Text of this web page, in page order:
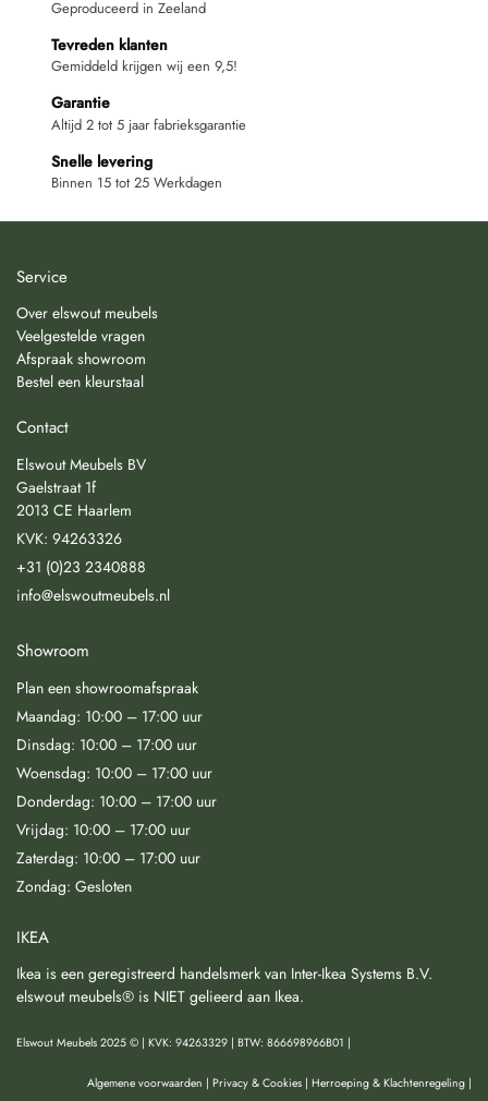
Geproduceerd in Zeeland
Tevreden klanten
Gemiddeld krijgen wij een 9,5!
Garantie
Altijd 2 tot 5 jaar fabrieksgarantie
Snelle levering
Binnen 15 tot 25 Werkdagen
Service
Over elswout meubels
Veelgestelde vragen
Afspraak showroom
Bestel een kleurstaal
Contact
Elswout Meubels BV
Gaelstraat 1f
2013 CE Haarlem
KVK: 94263326
+31 (0)23 2340888
info@elswoutmeubels.nl
Showroom
Plan een showroomafspraak
Maandag: 10:00 – 17:00 uur
Dinsdag: 10:00 – 17:00 uur
Woensdag: 10:00 – 17:00 uur
Donderdag: 10:00 – 17:00 uur
Vrijdag: 10:00 – 17:00 uur
Zaterdag: 10:00 – 17:00 uur
Zondag: Gesloten
IKEA
Ikea is een geregistreerd handelsmerk van Inter-Ikea Systems B.V.
elswout meubels® is NIET gelieerd aan Ikea.
Elswout Meubels 2025 © | KVK: 94263329 | BTW: 866698966B01 |
Algemene voorwaarden | Privacy & Cookies | Herroeping & Klachtenregeling |